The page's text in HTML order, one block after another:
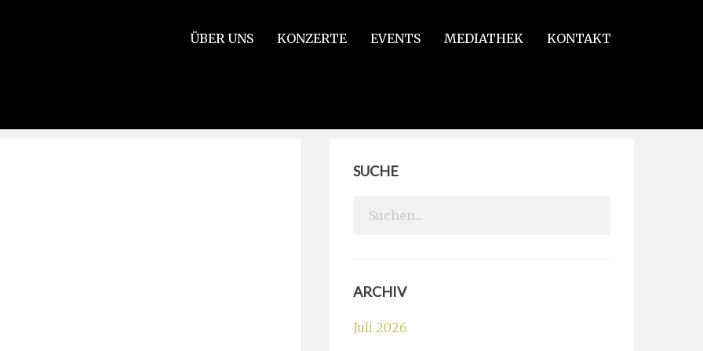
ÜBER UNS KONZERTE EVENTS MEDIATHEK KONTAKT
SUCHE
Search
ARCHIV
Juli 2026